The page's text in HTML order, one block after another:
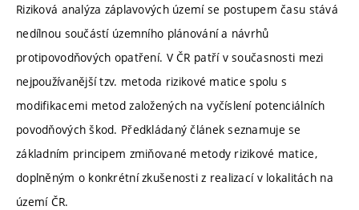
Riziková analýza záplavových území se postupem času stává
nedílnou součástí územního plánování a návrhů
protipovodňových opatření. V ČR patří v současnosti mezi
nejpoužívanější tzv. metoda rizikové matice spolu s
modifikacemi metod založených na vyčíslení potenciálních
povodňových škod. Předkládaný článek seznamuje se
základním principem zmiňované metody rizikové matice,
doplněným o konkrétní zkušenosti z realizací v lokalitách na
území ČR.